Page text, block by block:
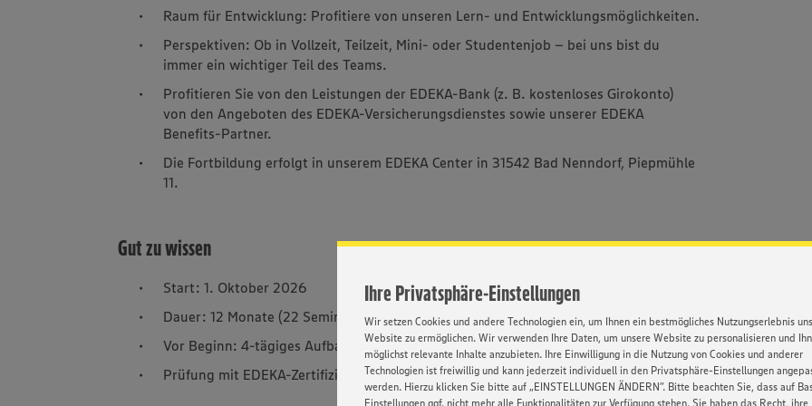
Ihre Privatsphäre-Einstellungen
Wir setzen Cookies und andere Technologien ein, um Ihnen ein bestmögliches Nutzungserlebnis
Website zu ermöglichen. Wir verwenden Ihre Daten, um unsere Website zu personalisieren und
möglichst relevante Inhalte anzubieten. Ihre Einwilligung in die Nutzung von Cookies und anderer
Technologien ist freiwillig und kann jederzeit individuell in den Privatsphäre-Einstellungen
werden. Hierzu klicken Sie bitte auf „EINSTELLUNGEN ÄNDERN”. Bitte beachten Sie, dass auf
Einstellungen ggf. nicht mehr alle Funktionalitäten zur Verfügung stehen. Sie haben das Recht, ihre
Raum für Entwicklung: Profitiere von unseren Lern- und Entwicklungsmöglichkeiten.
Perspektiven: Ob in Vollzeit, Teilzeit, Mini- oder Studentenjob – bei uns bist du
immer ein wichtiger Teil des Teams.
Profitieren Sie von den Leistungen der EDEKA-Bank (z. B. kostenloses Girokonto)
von den Angeboten des EDEKA-Versicherungsdienstes sowie unserer EDEKA
Benefits-Partner.
Die Fortbildung erfolgt in unserem EDEKA Center in 31542 Bad Nenndorf, Piepmühle
11.
Gut zu wissen
Start: 1. Oktober 2026
Dauer: 12 Monate (22 Seminartage zzgl. Abschlussprüfung)
Vor Beginn: 4-tägiges Aufbauseminar
Prüfung mit EDEKA-Zertifizierung